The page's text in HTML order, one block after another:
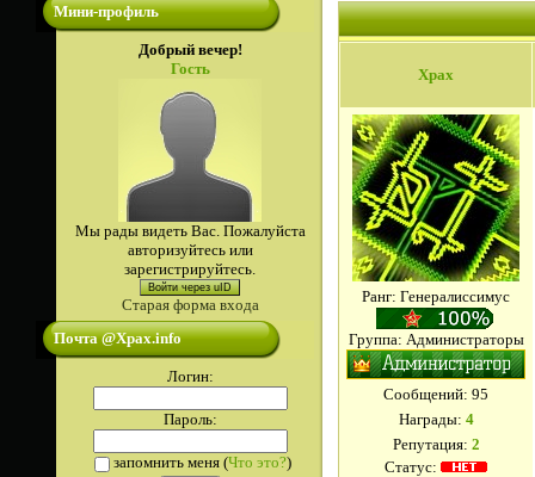
Мини-профиль
Добрый вечер!
Гость
Мы рады видеть Вас. Пожалуйста
авторизуйтесь или
зарегистрируйтесь.
Войти через uID
Старая форма входа
Почта @Xpax.info
Логин:
Пароль:
запомнить меня(Что это?)
Xpax
Ранг: Генералиссимус
Группа: Администраторы
Сообщений: 95
Награды: 4
Репутация: 2
Статус: